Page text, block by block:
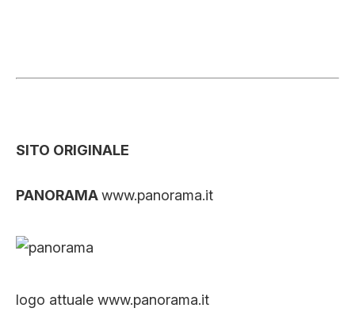
SITO ORIGINALE
PANORAMAwww.panorama.it
logo attuale www.panorama.it